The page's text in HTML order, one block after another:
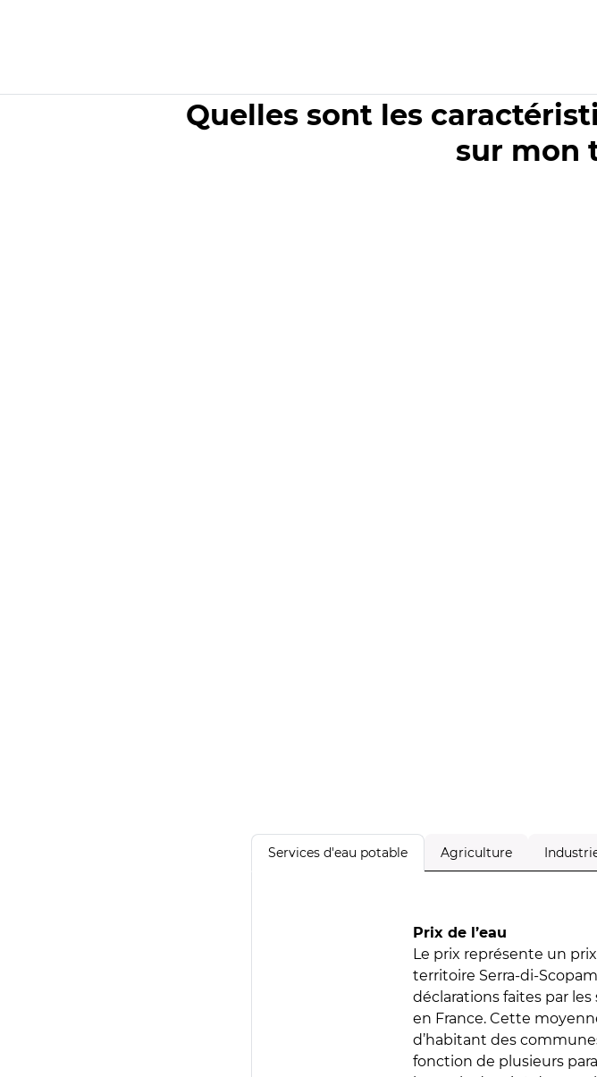
Quelles sont les
sur mon
Services d'eau potable Agriculture
Prix de l’eau
Le prix représente un
territoire Serra-di-
déclarations faites par les
en France. Cette
d’habitant des
fonction de plusieurs